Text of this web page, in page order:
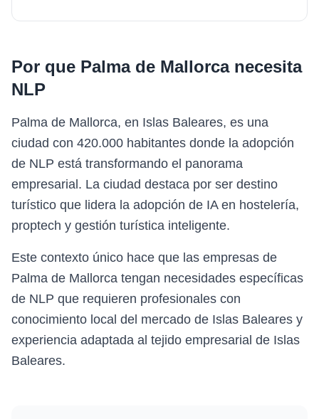
Por que Palma de Mallorcanecesita
NLP
Palma de Mallorca, en Islas Baleares, es una
ciudad con 420.000 habitantes donde la adopción
de NLP está transformando el panorama
empresarial. La ciudad destaca por ser destino
turístico que lidera la adopción de IA en hostelería,
proptech y gestión turística inteligente.
Este contexto único hace que las empresas de
Palma de Mallorca tengan necesidades específicas
de NLP que requieren profesionales con
conocimiento local del mercado de Islas Baleares y
experiencia adaptada al tejido empresarial de Islas
Baleares.